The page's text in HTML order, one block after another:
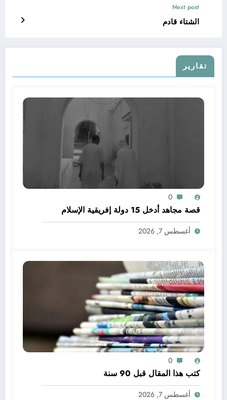
Next post
الشتاء قادم
تقارير
0
قصة مجاهد أدخل 15 دولة إفريقية الإسلام
أغسطس 7, 2026
0
كتب هذا المقال قبل 90 سنة
أغسطس 7, 2026